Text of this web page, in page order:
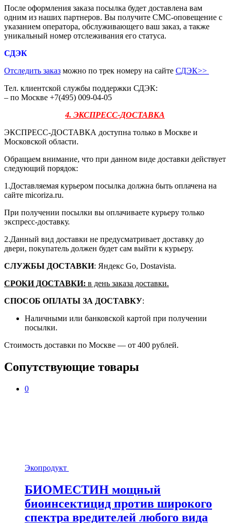
После оформления заказа посылка будет доставлена вам
одним из наших партнеров. Вы получите СМС-оповещение с
указанием оператора, обслуживающего ваш заказ, а также
уникальный номер отслеживания его статуса.
СДЭК
Отследить заказ можно по трек номеру на сайте СДЭК>>
Тел. клиентской службы поддержки СДЭК:
– по Москве +7(495) 009-04-05
4. ЭКСПРЕСС-ДОСТАВКА
ЭКСПРЕСС-ДОСТАВКА доступна только в Москве и
Московской области.
Обращаем внимание, что при данном виде доставки действует
следующий порядок:
1.Доставляемая курьером посылка должна быть оплачена на
сайте micoriza.ru.
При получении посылки вы оплачиваете курьеру только
экспресс-доставку.
2.Данный вид доставки не предусматривает доставку до
двери, покупатель должен будет сам выйти к курьеру.
СЛУЖБЫ ДОСТАВКИ: Яндекс Go, Dostavista.
СРОКИ ДОСТАВКИ: в день заказа доставки.
СПОСОБ ОПЛАТЫ ЗА ДОСТАВКУ:
Наличными или банковской картой при получении
посылки.
Стоимость доставки по Москве — от 400 рублей.
Сопутствующие товары
0
Экопродукт
БИОМЕСТИН мощный
биоинсектицид против широкого
спектра вредителей любого вида